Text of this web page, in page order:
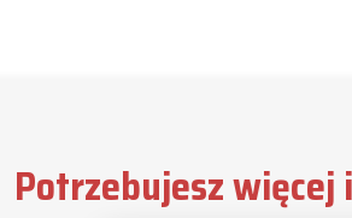
Potrzebujesz